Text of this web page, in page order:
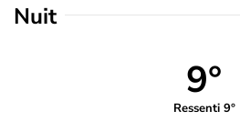
Nuit
9°
Ressenti 9°